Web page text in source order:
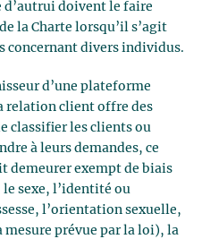
doivent le faire
la Charte lorsqu’il s’agit
concernant divers individus.
d’une plateforme
relation client offre des
classifier les clients ou
à leurs demandes, ce
demeurer exempt de biais
sexe, l’identité ou
l’orientation sexuelle,
mesure prévue par la loi), la